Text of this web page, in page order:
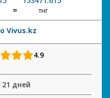
тнг
Vivus.kz
4.9
21 дней